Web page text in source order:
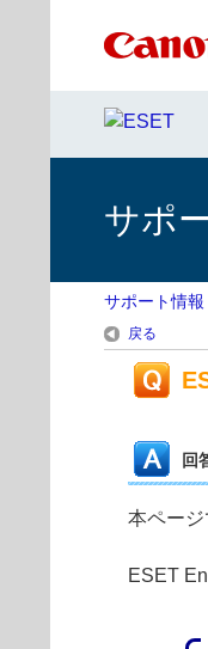
サポ
サポート情報
戻る
回
本ペー
ESET